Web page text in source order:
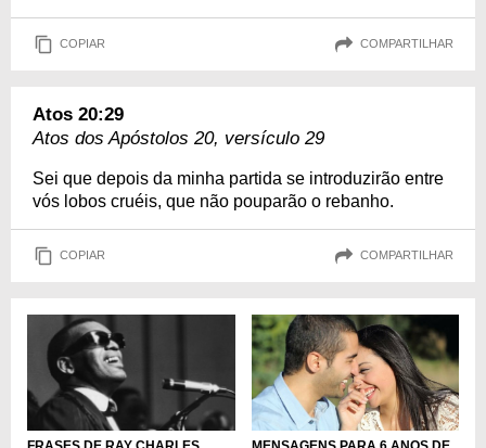
COPIAR COMPARTILHAR
Atos 20:29
Atos dos Apóstolos 20, versículo 29
Sei que depois da minha partida se introduzirão entre
vós lobos cruéis, que não pouparão o rebanho.
COPIAR COMPARTILHAR